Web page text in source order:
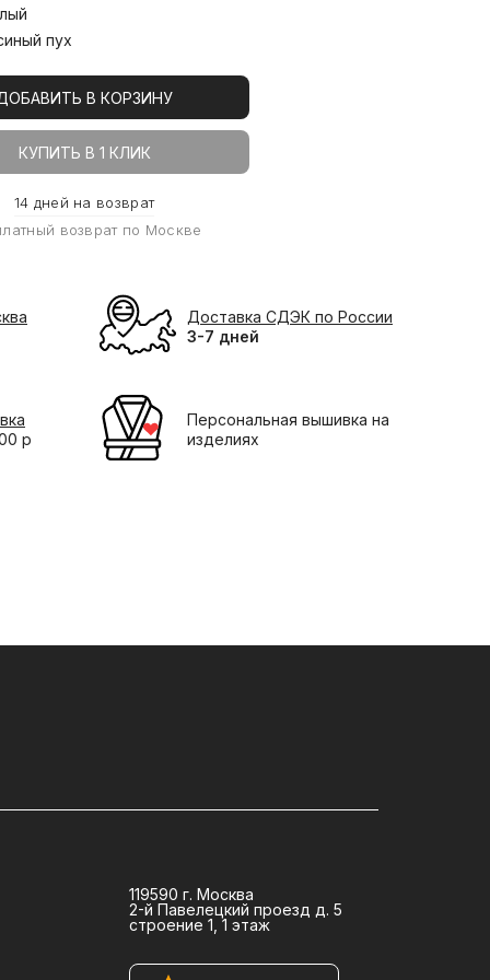
пух
В КОРЗИНУ
КУПИТЬ В 1 КЛИК
14 дней на возврат
возврат по Москве
Доставка СДЭК по России
3-7 дней
р
Персональная вышивка на
изделиях
119590 г. Москва
2-й Павелецкий проезд д. 5
строение 1, 1 этаж